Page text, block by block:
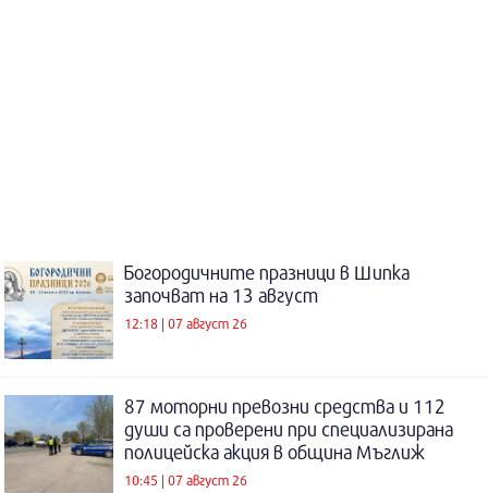
Богородичните празници в Шипка
започват на 13 август
12:18 | 07 август 26
87 моторни превозни средства и 112
души са проверени при специализирана
полицейска акция в община Мъглиж
10:45 | 07 август 26